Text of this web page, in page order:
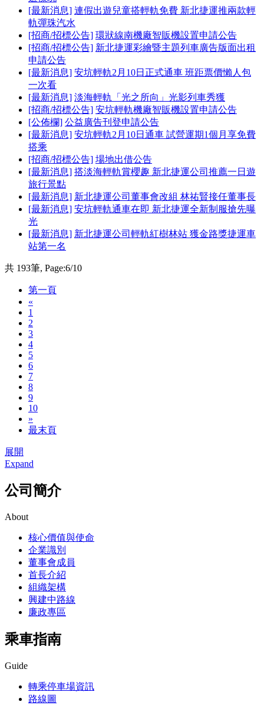
[最新消息] 連假出遊兒童搭輕軌免費 新北捷運推兩款輕
軌彈珠汽水
[招商/招標公告] 環狀線南機廠智販機設置申請公告
[招商/招標公告] 新北捷運彩繪暨主題列車廣告版面出租
申請公告
[最新消息] 安坑輕軌2月10日正式通車 班距票價懶人包
一次看
[最新消息] 淡海輕軌「光之所向」光影列車秀獲
[招商/招標公告] 安坑輕軌機廠智販機設置申請公告
[公佈欄] 公益廣告刊登申請公告
[最新消息] 安坑輕軌2月10日通車 試營運期1個月享免費
搭乘
[招商/招標公告] 場地出借公告
[最新消息] 搭淡海輕軌賞櫻趣 新北捷運公司推薦一日遊
旅行景點
[最新消息] 新北捷運公司董事會改組 林祐賢接任董事長
[最新消息] 安坑輕軌通車在即 新北捷運全新制服搶先曝
光
[最新消息] 新北捷運公司輕軌紅樹林站 獲金路獎捷運車
站第一名
共 193筆, Page:6/10
第一頁
«
1
2
3
4
5
6
7
8
9
10
»
最末頁
展開
Expand
公司簡介
About
核心價值與使命
企業識別
董事會成員
首長介紹
組織架構
興建中路線
廉政專區
乘車指南
Guide
轉乘停車場資訊
路線圖